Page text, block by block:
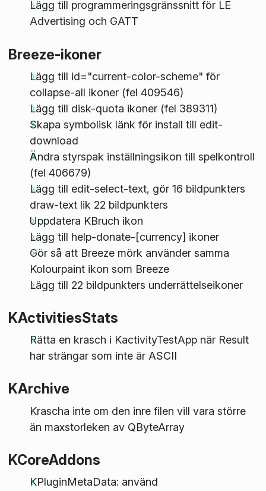
Lägg till programmeringsgränssnitt för LE
Advertising och GATT
Breeze-ikoner
Lägg till id="current-color-scheme" för
collapse-all ikoner (fel 409546)
Lägg till disk-quota ikoner (fel 389311)
Skapa symbolisk länk för install till edit-
download
Ändra styrspak inställningsikon till spelkontroll
(fel 406679)
Lägg till edit-select-text, gör 16 bildpunkters
draw-text lik 22 bildpunkters
Uppdatera KBruch ikon
Lägg till help-donate-[currency] ikoner
Gör så att Breeze mörk använder samma
Kolourpaint ikon som Breeze
Lägg till 22 bildpunkters underrättelseikoner
KActivitiesStats
Rätta en krasch i KactivityTestApp när Result
har strängar som inte är ASCII
KArchive
Krascha inte om den inre filen vill vara större
än maxstorleken av QByteArray
KCoreAddons
KPluginMetaData: använd